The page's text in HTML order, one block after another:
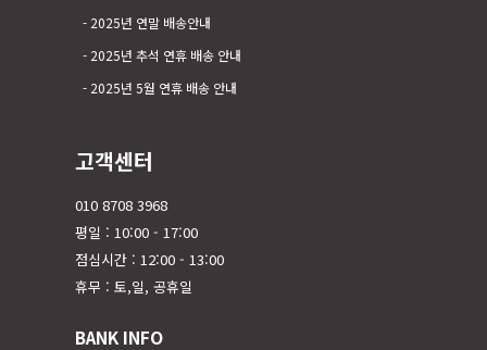
2025년 연말 배송안내
2025년 추석 연휴 배송 안내
2025년 5월 연휴 배송 안내
고객센터
010 8708 3968
평일 : 10:00 - 17:00
점심시간 : 12:00 - 13:00
휴무 : 토,일, 공휴일
BANK INFO